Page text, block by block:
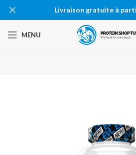
MENU
Livraison gratuite à